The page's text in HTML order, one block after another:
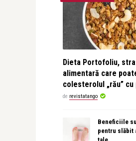
Dieta Portofoliu,
alimentară care
colesterolul „rău” cu
de revistatango
Beneficiile
pentru slăbit